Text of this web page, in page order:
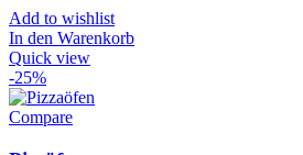
Add to wishlist
In den Warenkorb
Quick view
-25%
Compare